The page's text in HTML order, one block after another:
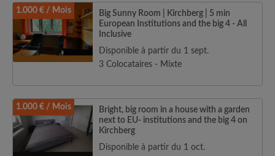
1.000 € / Mois
Big Sunny Room | Kirchberg | 5 min
European Institutions and the big 4 - All
Inclusive
Disponible à partir du 1 sept.
3 Colocataires - Mixte
1.000 € / Mois
Bright, big room in a house with a garden
next to EU- institutions and the big 4 on
Kirchberg
Disponible à partir du 1 oct.